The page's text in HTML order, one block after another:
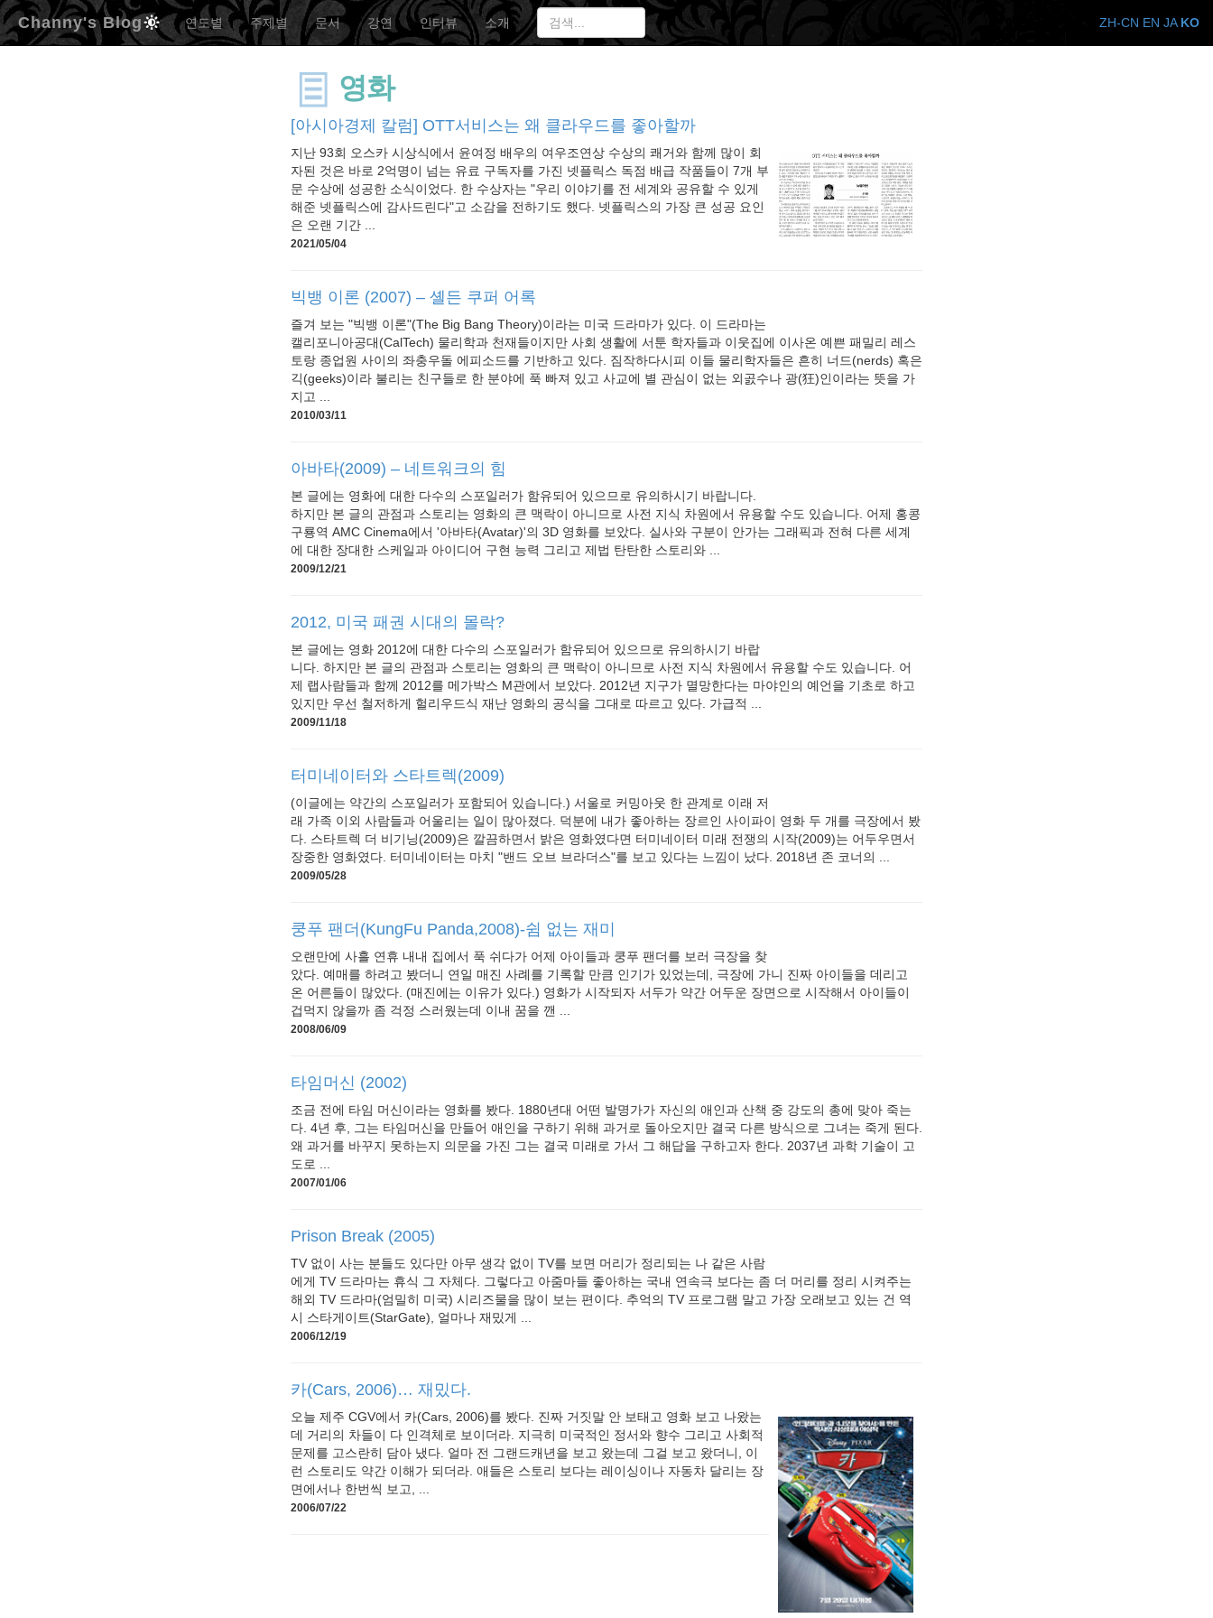
Channy's Blog 연도별 주제별 문서 강연 인터뷰 소개
영화
[아시아경제 칼럼] OTT서비스는 왜 클라우드를 좋아할까
지난 93회 오스카 시상식에서 윤여정 배우의 여우조연상 수상의 쾌거와 함께 많이 회
자된 것은 바로 2억명이 넘는 유료 구독자를 가진 넷플릭스 독점 배급 작품들이 7개 부
문 수상에 성공한 소식이었다. 한 수상자는 "우리 이야기를 전 세계와 공유할 수 있게
해준 넷플릭스에 감사드린다"고 소감을 전하기도 했다. 넷플릭스의 가장 큰 성공 요인
은 오랜 기간 ...
2021/05/04
빅뱅 이론 (2007) – 셸든 쿠퍼 어록
즐겨 보는 "빅뱅 이론"(The Big Bang Theory)이라는 미국 드라마가 있다. 이 드라마는
캘리포니아공대(CalTech) 물리학과 천재들이지만 사회 생활에 서툰 학자들과 이웃집에 이사온 예쁜 패밀리 레스
토랑 종업원 사이의 좌충우돌 에피소드를 기반하고 있다. 짐작하다시피 이들 물리학자들은 흔히 너드(nerds) 혹은
긱(geeks)이라 불리는 친구들로 한 분야에 푹 빠져 있고 사교에 별 관심이 없는 외곬수나 광(狂)인이라는 뜻을 가
지고 ...
2010/03/11
아바타(2009) – 네트워크의 힘
본 글에는 영화에 대한 다수의 스포일러가 함유되어 있으므로 유의하시기 바랍니다.
하지만 본 글의 관점과 스토리는 영화의 큰 맥락이 아니므로 사전 지식 차원에서 유용할 수도 있습니다. 어제 홍콩
구룡역 AMC Cinema에서 '아바타(Avatar)'의 3D 영화를 보았다. 실사와 구분이 안가는 그래픽과 전혀 다른 세계
에 대한 장대한 스케일과 아이디어 구현 능력 그리고 제법 탄탄한 스토리와 ...
2009/12/21
2012, 미국 패권 시대의 몰락?
본 글에는 영화 2012에 대한 다수의 스포일러가 함유되어 있으므로 유의하시기 바랍
니다. 하지만 본 글의 관점과 스토리는 영화의 큰 맥락이 아니므로 사전 지식 차원에서 유용할 수도 있습니다. 어
제 랩사람들과 함께 2012를 메가박스 M관에서 보았다. 2012년 지구가 멸망한다는 마야인의 예언을 기초로 하고
있지만 우선 철저하게 헐리우드식 재난 영화의 공식을 그대로 따르고 있다. 가급적 ...
2009/11/18
터미네이터와 스타트렉(2009)
(이글에는 약간의 스포일러가 포함되어 있습니다.) 서울로 커밍아웃 한 관계로 이래 저
래 가족 이외 사람들과 어울리는 일이 많아졌다. 덕분에 내가 좋아하는 장르인 사이파이 영화 두 개를 극장에서 봤
다. 스타트렉 더 비기닝(2009)은 깔끔하면서 밝은 영화였다면 터미네이터 미래 전쟁의 시작(2009)는 어두우면서
장중한 영화였다. 터미네이터는 마치 "밴드 오브 브라더스"를 보고 있다는 느낌이 났다. 2018년 존 코너의 ...
2009/05/28
쿵푸 팬더(KungFu Panda,2008)-쉼 없는 재미
오랜만에 사흘 연휴 내내 집에서 푹 쉬다가 어제 아이들과 쿵푸 팬더를 보러 극장을 찾
았다. 예매를 하려고 봤더니 연일 매진 사례를 기록할 만큼 인기가 있었는데, 극장에 가니 진짜 아이들을 데리고
온 어른들이 많았다. (매진에는 이유가 있다.) 영화가 시작되자 서두가 약간 어두운 장면으로 시작해서 아이들이
겁먹지 않을까 좀 걱정 스러웠는데 이내 꿈을 깬 ...
2008/06/09
타임머신 (2002)
조금 전에 타임 머신이라는 영화를 봤다. 1880년대 어떤 발명가가 자신의 애인과 산책 중 강도의 총에 맞아 죽는
다. 4년 후, 그는 타임머신을 만들어 애인을 구하기 위해 과거로 돌아오지만 결국 다른 방식으로 그녀는 죽게 된다.
왜 과거를 바꾸지 못하는지 의문을 가진 그는 결국 미래로 가서 그 해답을 구하고자 한다. 2037년 과학 기술이 고
도로 ...
2007/01/06
Prison Break (2005)
TV 없이 사는 분들도 있다만 아무 생각 없이 TV를 보면 머리가 정리되는 나 같은 사람
에게 TV 드라마는 휴식 그 자체다. 그렇다고 아줌마들 좋아하는 국내 연속극 보다는 좀 더 머리를 정리 시켜주는
해외 TV 드라마(엄밀히 미국) 시리즈물을 많이 보는 편이다. 추억의 TV 프로그램 말고 가장 오래보고 있는 건 역
시 스타게이트(StarGate), 얼마나 재밌게 ...
2006/12/19
카(Cars, 2006)… 재밌다.
오늘 제주 CGV에서 카(Cars, 2006)를 봤다. 진짜 거짓말 안 보태고 영화 보고 나왔는
데 거리의 차들이 다 인격체로 보이더라. 지극히 미국적인 정서와 향수 그리고 사회적
문제를 고스란히 담아 냈다. 얼마 전 그랜드캐년을 보고 왔는데 그걸 보고 왔더니, 이
런 스토리도 약간 이해가 되더라. 애들은 스토리 보다는 레이싱이나 자동차 달리는 장
면에서나 한번씩 보고, ...
2006/07/22
ZH-CN EN JA KO